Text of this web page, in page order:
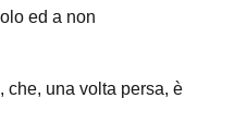
ed a non
che, una volta persa, è